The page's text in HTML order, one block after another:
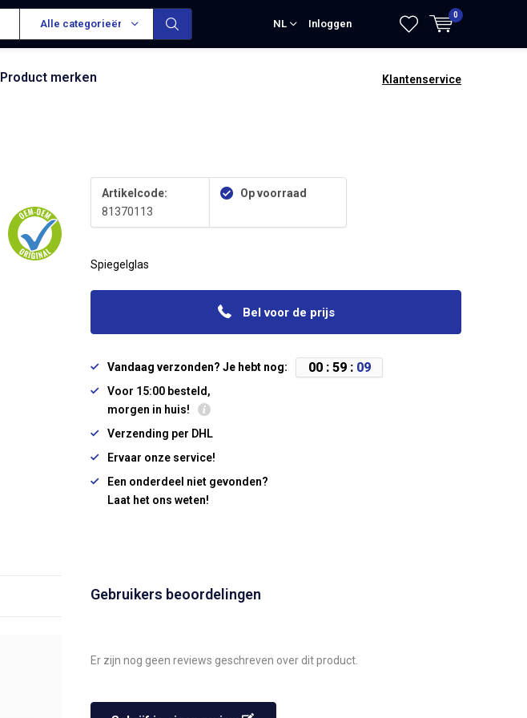
Alle categorieën NL Inloggen
0
Product merken Klantenservice
Artikelcode:
81370113
Op voorraad
Spiegelglas
Bel voor de prijs
Vandaag verzonden? Je hebt nog: 00: 59: 08
Voor 15:00 besteld,
morgen in huis!
Verzending per DHL
Ervaar onze service!
Een onderdeel niet gevonden?
Laat het ons weten!
Gebruikers beoordelingen
Er zijn nog geen reviews geschreven over dit product.